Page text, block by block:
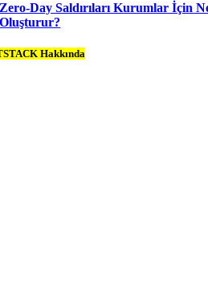
Zero-Day Saldırıları Kurumlar İçin
Oluşturur?
Hakkında